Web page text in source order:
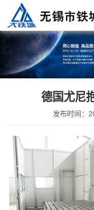
德国尤尼
发布时间：